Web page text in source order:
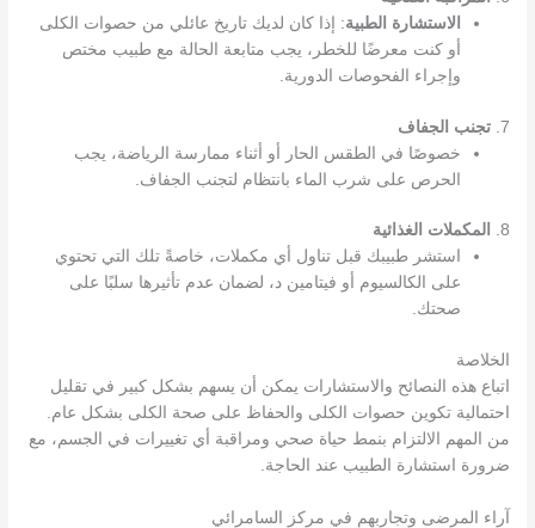
الاستشارة الطبية: إذا كان لديك تاريخ عائلي من حصوات الكلى
أو كنت معرضًا للخطر، يجب متابعة الحالة مع طبيب مختص
وإجراء الفحوصات الدورية.
7. تجنب الجفاف
خصوصًا في الطقس الحار أو أثناء ممارسة الرياضة، يجب
الحرص على شرب الماء بانتظام لتجنب الجفاف.
8.
المكملات الغذائية
استشر طبيبك قبل تناول أي مكملات، خاصةً تلك التي تحتوي
على الكالسيوم أو فيتامين د، لضمان عدم تأثيرها سلبًا على
صحتك.
الخلاصة
اتباع هذه النصائح والاستشارات يمكن أن يسهم بشكل كبير في تقليل
احتمالية تكوين حصوات الكلى والحفاظ على صحة الكلى بشكل عام.
من المهم الالتزام بنمط حياة صحي ومراقبة أي تغييرات في الجسم، مع
ضرورة استشارة الطبيب عند الحاجة.
آراء المرضى وتجاربهم في مركز السامرائي